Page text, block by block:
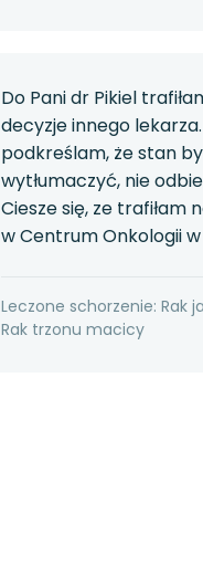
Do Pani dr Pikiel
decyzje innego
podkreślam, że stan
wytłumaczyć, nie
Ciesze się, ze trafiłam
w Centrum Onkologii w
Leczone schorzenie: Rak
Rak trzonu macicy